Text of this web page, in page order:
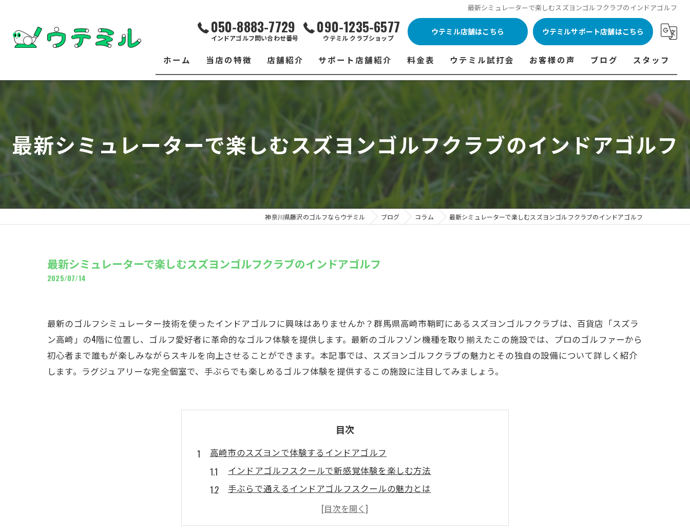
最新シミュレーターで楽しむスズヨンゴルフクラブのインドアゴルフ
050-8883-7729
インドアゴルフ問い合わせ番号
090-1235-6577
ウテミル クラブショップ
ウテミル店舗はこちら ウテミルサポート店舗はこちら
ホーム 当店の特徴
練習場
フィッティング
店舗紹介
ウテミル 浦安駅前店
市原インドアゴルフ
ウテミルスクール高崎店
サポート店舗紹介
シミュレーションゴルフ Caddy
スズヨンゴルフクラブ(SUZU4-GOLFCLUB)
料金表
浦安駅前店 料金表
市原インドアゴルフ 料金表
ウテミルスクール高崎店 料金表
サポート店舗 料金表
シミュレーションゴルフ Caddy 料金表
ウテミル試打会
ウテミル試打会とは・・・
ウテミル試打会日程
フィッテイング・試打会 商品ラインナップ一覧
よくある質問
試打会開催受付
お客様の声
フィッテイング・試打会参加者の声
ブログ スタッフ
代表あいさつ
最新シミュレーターで楽しむスズヨンゴルフクラブのインドアゴルフ
神奈川県藤沢のゴルフならウテミル ブログ コラム 最新シミュレーターで楽しむスズヨンゴルフクラブのインドアゴルフ
最新シミュレーターで楽しむスズヨンゴルフクラブのインドアゴルフ
2025/07/14
最新のゴルフシミュレーター技術を使ったインドアゴルフに興味はありませんか？群馬県高崎市鞘町にあるスズヨンゴルフクラブは、百貨店「スズラ
ン高崎」の4階に位置し、ゴルフ愛好者に革命的なゴルフ体験を提供します。最新のゴルフゾン機種を取り揃えたこの施設では、プロのゴルファーから
初心者まで誰もが楽しみながらスキルを向上させることができます。本記事では、スズヨンゴルフクラブの魅力とその独自の設備について詳しく紹介
します。ラグジュアリーな完全個室で、手ぶらでも楽しめるゴルフ体験を提供するこの施設に注目してみましょう。
目次
高崎市のスズヨンで体験するインドアゴルフ
インドアゴルフスクールで新感覚体験を楽しむ方法
手ぶらで通えるインドアゴルフスクールの魅力とは
初心者にも安心なインドアゴルフスクールのサポート体制
高崎のインドアゴルフスクールが選ばれる理由とは